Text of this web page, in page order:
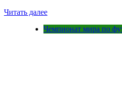
Читать далее
Чемпионат мира по